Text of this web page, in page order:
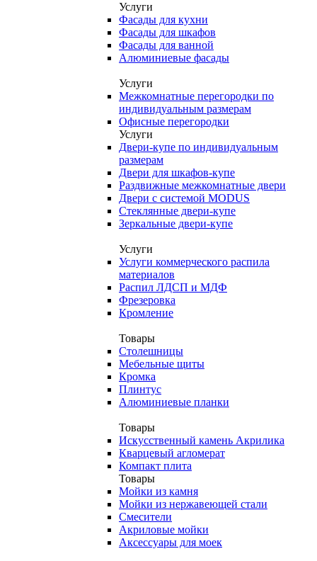
Услуги
Фасады для кухни
Фасады для шкафов
Фасады для ванной
Алюминиевые фасады
Услуги
Межкомнатные перегородки по
индивидуальным размерам
Офисные перегородки
Услуги
Двери-купе по индивидуальным
размерам
Двери для шкафов-купе
Раздвижные межкомнатные двери
Двери с системой MODUS
Стеклянные двери-купе
Зеркальные двери-купе
Услуги
Услуги коммерческого распила
материалов
Распил ЛДСП и МДФ
Фрезеровка
Кромление
Товары
Столешницы
Мебельные щиты
Кромка
Плинтус
Алюминиевые планки
Товары
Искусственный камень Акрилика
Кварцевый агломерат
Компакт плита
Товары
Мойки из камня
Мойки из нержавеющей стали
Смесители
Акриловые мойки
Аксессуары для моек